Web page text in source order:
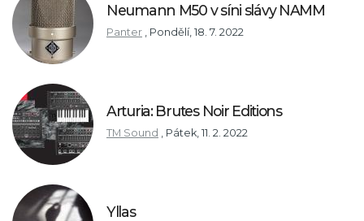
Neumann M50 v síni slávy NAMM
Panter , Pondělí, 18. 7. 2022
Arturia: Brutes Noir Editions
TM Sound , Pátek, 11. 2. 2022
Yllas